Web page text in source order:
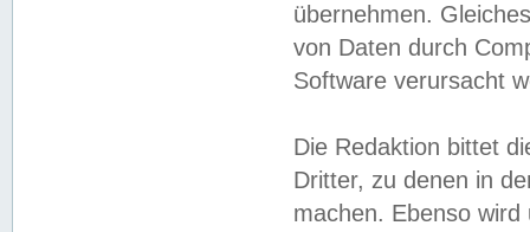
übernehmen.
von Daten durch
Software verursacht
Die Redaktion bittet
Dritter, zu denen in
machen. Ebenso